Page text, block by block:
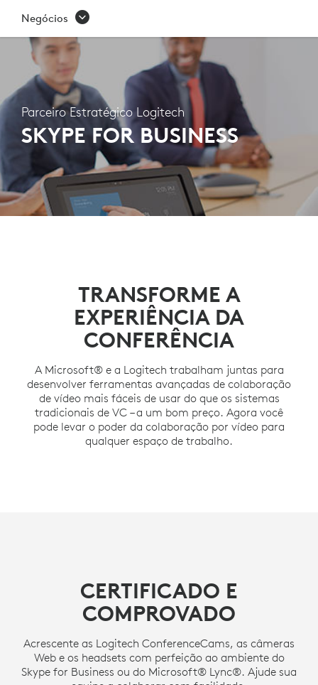
Negócios
PARCEIRO
ESTRATÉGICO
LOGITECH
-
MICROSOFT
SKYPE
FOR
BUSINESS
Parceiro Estratégico Logitech
SKYPE FOR BUSINESS
TRANSFORME A
EXPERIÊNCIA DA
CONFERÊNCIA
A Microsoft® e a Logitech trabalham juntas para
desenvolver ferramentas avançadas de colaboração
de vídeo mais fáceis de usar do que os sistemas
tradicionais de VC – a um bom preço. Agora você
pode levar o poder da colaboração por vídeo para
qualquer espaço de trabalho.
CERTIFICADO E
COMPROVADO
Acrescente as Logitech ConferenceCams, as câmeras
Web e os headsets com perfeição ao ambiente do
Skype for Business ou do Microsoft® Lync®. Ajude sua